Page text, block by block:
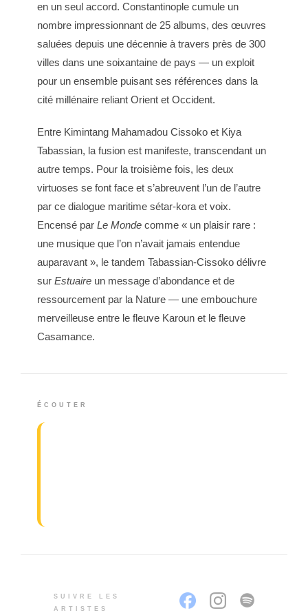
en un seul accord. Constantinople cumule un
nombre impressionnant de 25 albums, des œuvres
saluées depuis une décennie à travers près de 300
villes dans une soixantaine de pays — un exploit
pour un ensemble puisant ses références dans la
cité millénaire reliant Orient et Occident.
Entre Kimintang Mahamadou Cissoko et Kiya
Tabassian, la fusion est manifeste, transcendant un
autre temps. Pour la troisième fois, les deux
virtuoses se font face et s’abreuvent l’un de l’autre
par ce dialogue maritime sétar-kora et voix.
Encensé par Le Monde comme « un plaisir rare :
une musique que l’on n’avait jamais entendue
auparavant », le tandem Tabassian-Cissoko délivre
sur Estuaire un message d’abondance et de
ressourcement par la Nature — une embouchure
merveilleuse entre le fleuve Karoun et le fleuve
Casamance.
ÉCOUTER
SUIVRE LES
ARTISTES